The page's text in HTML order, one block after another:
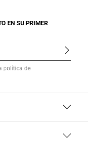
EN SU PRIMER
política de